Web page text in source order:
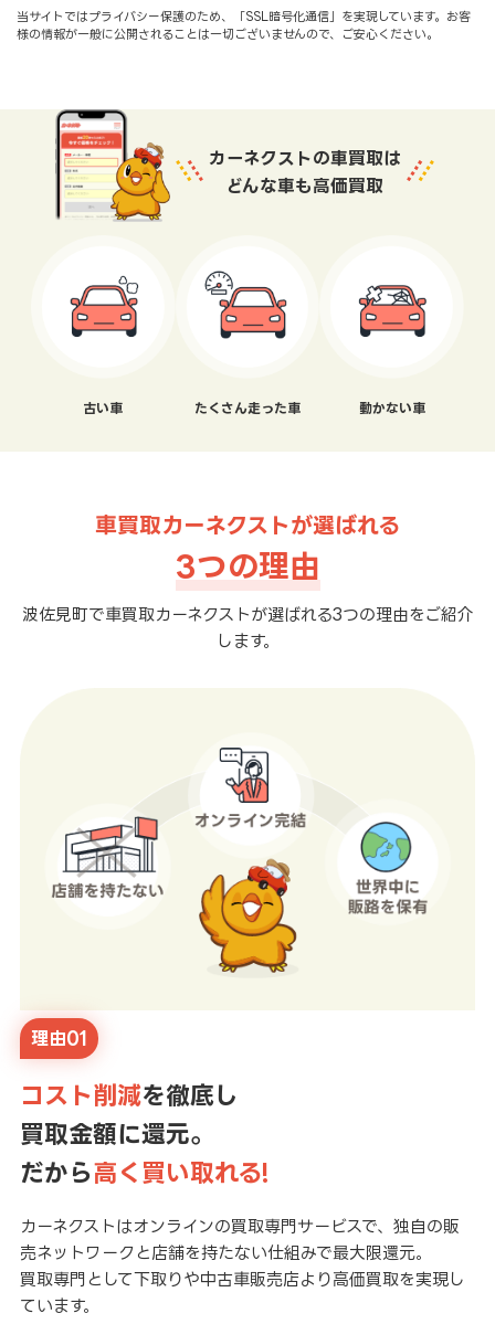
当サイトではプライバシー保護のため、「SSL暗号化通信」を実現しています。お客
様の情報が一般に公開されることは一切ございませんので、ご安心ください。
カーネクストの車買取は
どんな車も高価買取
古い車 たくさん走った車 動かない車
車買取カーネクストが選ばれる
3つの理由
波佐見町で車買取カーネクストが選ばれる3つの理由をご紹介
します。
理由01
コスト削減を徹底し
買取金額に還元。
だから高く買い取れる!
カーネクストはオンラインの買取専門サービスで、独自の販
売ネットワークと店舗を持たない仕組みで最大限還元。
買取専門として下取りや中古車販売店より高価買取を実現し
ています。